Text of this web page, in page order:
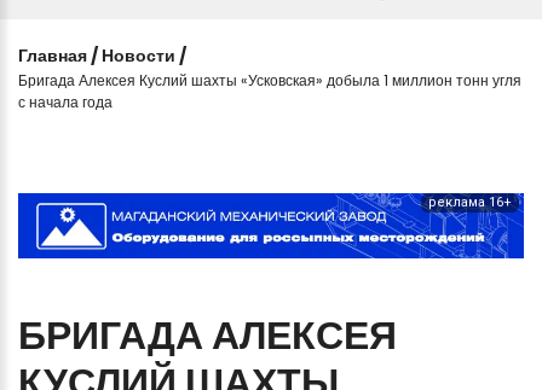
Главная / Новости /
Бригада Алексея Куслий шахты «Усковская» добыла 1 миллион тонн угля
с начала года
реклама 16+
БРИГАДА АЛЕКСЕЯ